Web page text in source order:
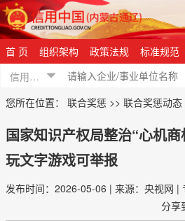
首 页 组织架构 政策法规 标准规范
信用信息
您所在位置： 联合奖惩 >> 联合奖惩动态
国家知识产权局整治“心机
玩文字游戏可举报
发布时间：2026-05-06 | 来源：央视网 |
分享